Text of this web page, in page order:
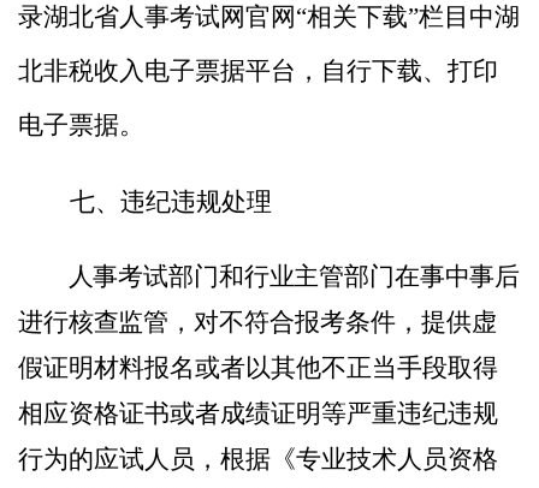
录湖北省人事考试网官网“相关下载”栏目中湖
北非税收入电子票据平台，自行下载、打印
电子票据。
七、违纪违规处理
人事考试部门和行业主管部门在事中事后
进行核查监管， 对不符合报考条件，提供虚
假证明材料报名或者以其他不正当手段取得
相应资格证书或者成绩证明等严重违纪违规
行为的应试人员，根据《专业技术人员资格